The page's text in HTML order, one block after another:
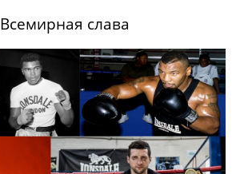
Всемирная слава